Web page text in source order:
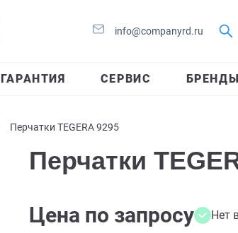
info@companyrd.ru
ГАРАНТИЯ СЕРВИС БРЕНДЫ
Перчатки TEGERA 9295
Перчатки
Цена по запросу Нет